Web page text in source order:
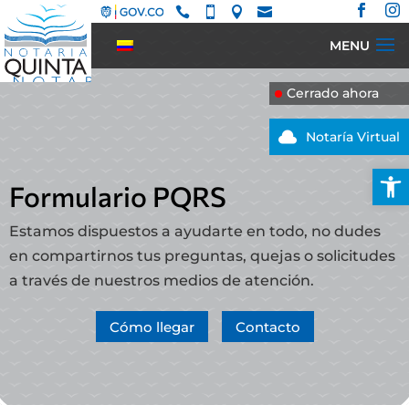
     
 Notaría Virtual
Cerrado ahora
Formulario PQRS
Estamos dispuestos a ayudarte en todo, no dudes
en compartirnos tus preguntas, quejas o solicitudes
a través de nuestros medios de atención.
Cómo llegar Contacto